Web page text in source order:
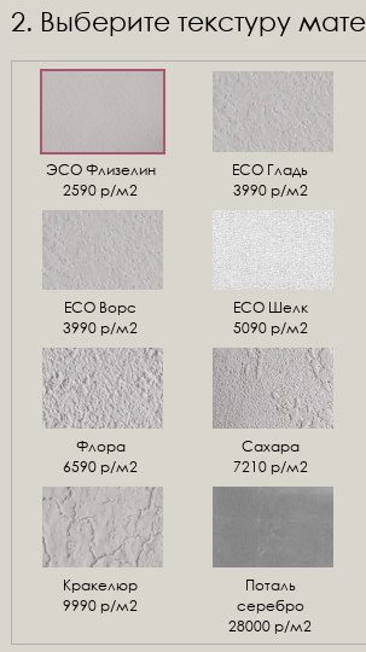
2. Выберите текстуру
ЭСО Флизелин
2590 р/м2
ЕСО Гладь
3990 р/м2
ЕСО Ворс
3990 р/м2
ЕСО Шелк
5090 р/м2
Флора
6590 р/м2
Сахара
7210 р/м2
Кракелюр
9990 р/м2
Поталь
серебро
28000 р/м2